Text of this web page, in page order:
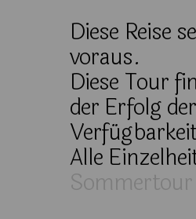
Diese Reise
voraus.
Diese Tour
der Erfolg
Alle
Sommertour